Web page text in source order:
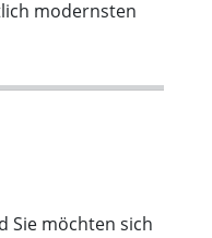
modernsten
Sie möchten sich